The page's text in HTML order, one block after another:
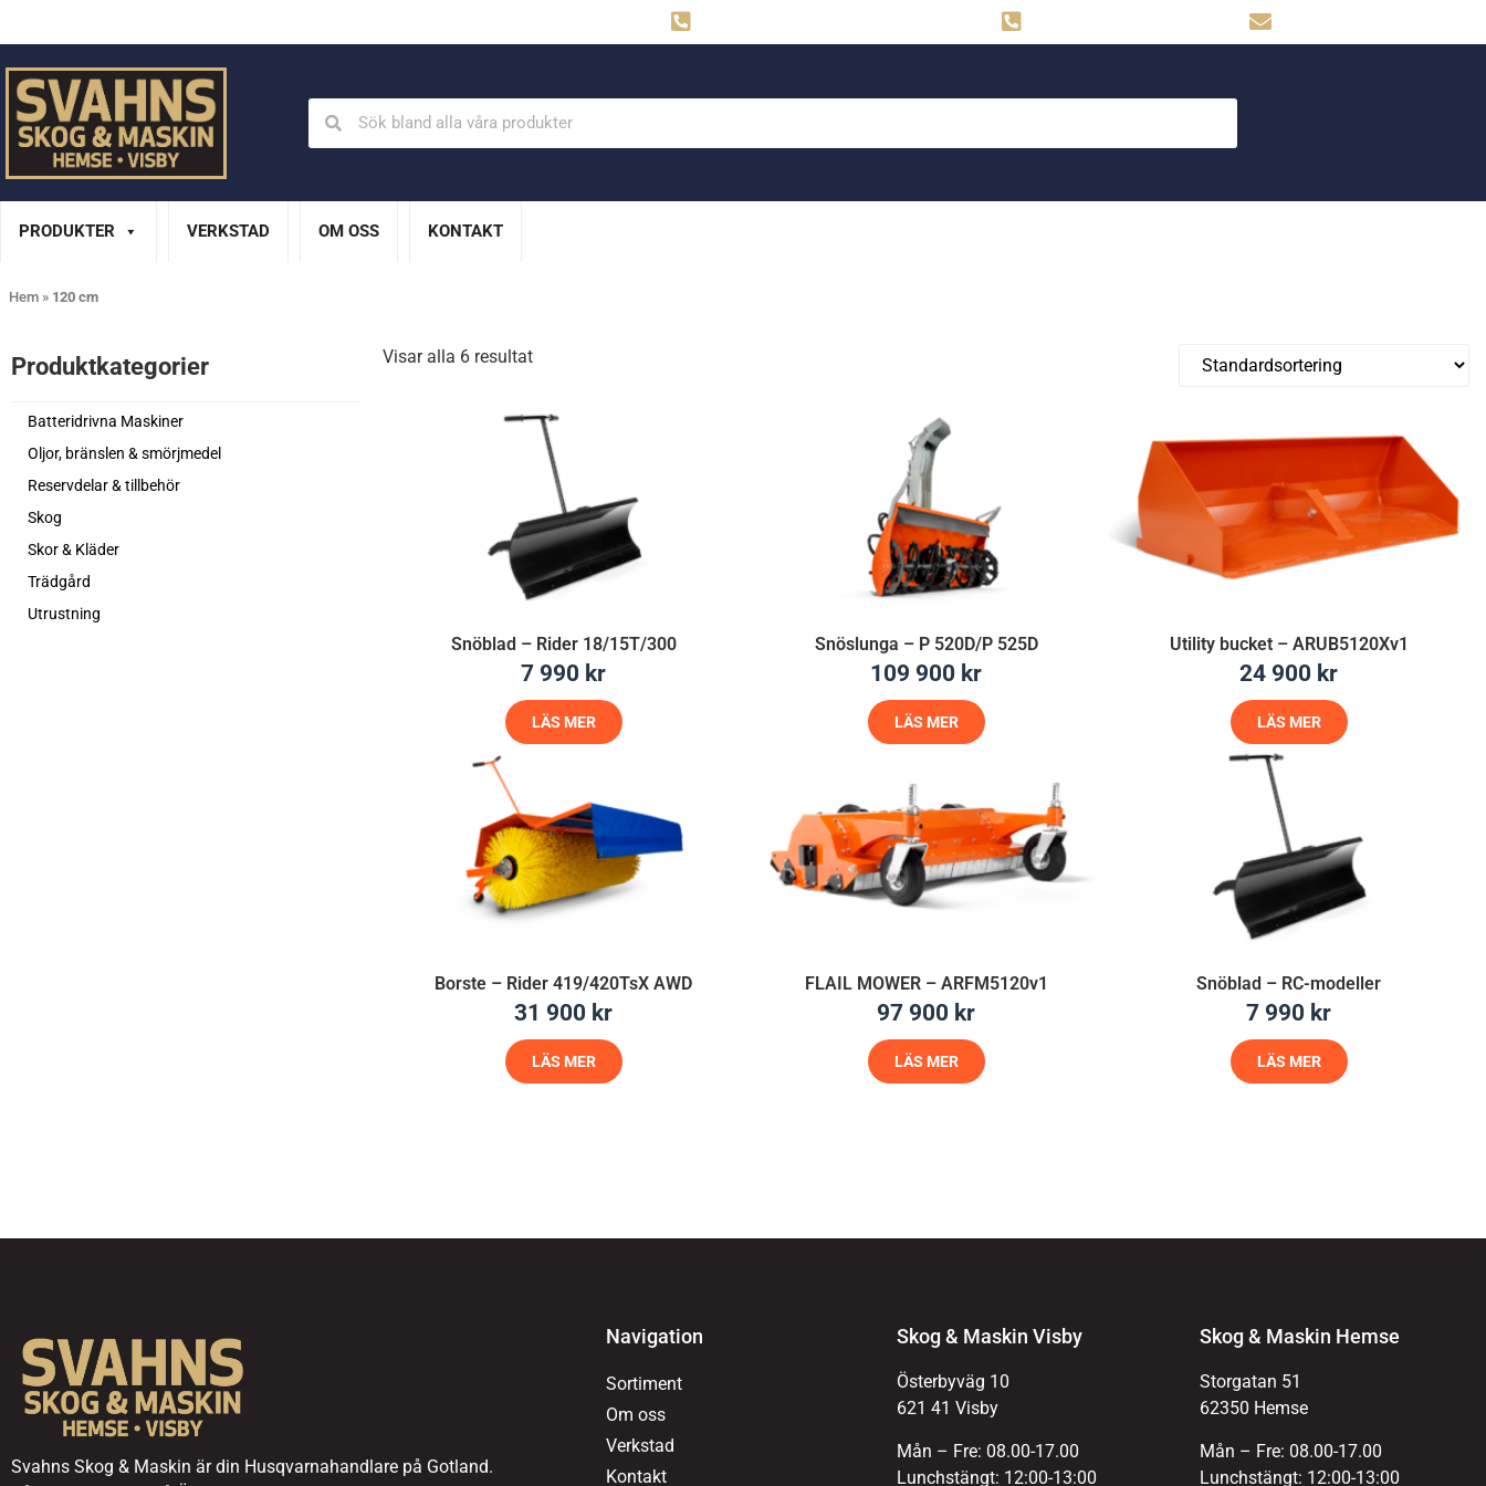
PRODUKTER VERKSTAD OM OSS KONTAKT
Hem » 120 cm
Produktkategorier​
Batteridrivna Maskiner
Oljor, bränslen & smörjmedel
Reservdelar & tillbehör
Skog
Skor & Kläder
Trädgård
Utrustning
Visar alla 6 resultat
Snöblad – Rider 18/15T/300
7 990 kr
LÄS MER
Snöslunga – P 520D/P 525D
109 900 kr
LÄS MER
Utility bucket – ARUB5120Xv1
24 900 kr
LÄS MER
Borste – Rider 419/420TsX AWD
31 900 kr
LÄS MER
FLAIL MOWER – ARFM5120v1
97 900 kr
LÄS MER
Snöblad – RC-modeller
7 990 kr
LÄS MER
Svahns Skog & Maskin är din Husqvarnahandlare på Gotland.
Navigation
Sortiment
Om oss
Verkstad
Kontakt
Skog & Maskin Visby
Österbyväg 10
621 41 Visby
Mån – Fre: 08.00-17.00
Lunchstängt: 12:00-13:00
Skog & Maskin Hemse
Storgatan 51
62350 Hemse
Mån – Fre: 08.00-17.00
Lunchstängt: 12:00-13:00